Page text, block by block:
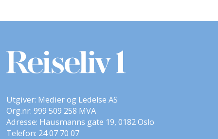
Utgiver: Medier og Ledelse AS
Org.nr: 999 509 258 MVA
Adresse: Hausmanns gate 19, 0182 Oslo
Telefon: 24 07 70 07